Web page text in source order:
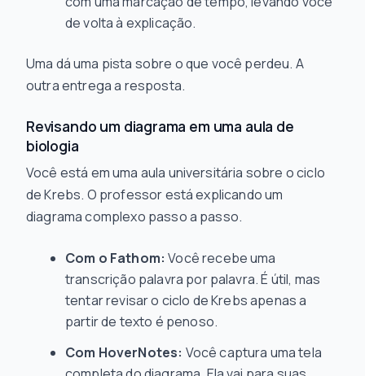
de volta à explicação.
Uma dá uma pista sobre o que você perdeu. A
outra entrega a resposta.
Revisando um diagrama em uma aula de
biologia
Você está em uma aula universitária sobre o ciclo
de Krebs. O professor está explicando um
diagrama complexo passo a passo.
Com o Fathom: Você recebe uma
transcrição palavra por palavra. É útil, mas
tentar revisar o ciclo de Krebs apenas a
partir de texto é penoso.
Com HoverNotes: Você captura uma tela